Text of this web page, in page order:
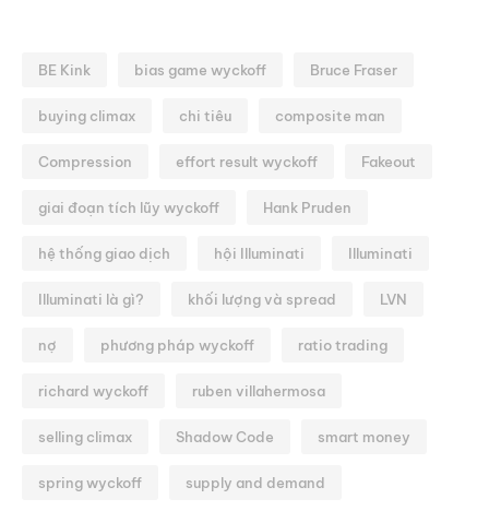
BE Kink bias game wyckoff Bruce Fraser
buying climax chi tiêu composite man
Compression effort result wyckoff Fakeout
giai đoạn tích lũy wyckoff Hank Pruden
hệ thống giao dịch hội Illuminati Illuminati
Illuminati là gì? khối lượng và spread LVN
nợ phương pháp wyckoff ratio trading
richard wyckoff ruben villahermosa
selling climax Shadow Code smart money
spring wyckoff supply and demand